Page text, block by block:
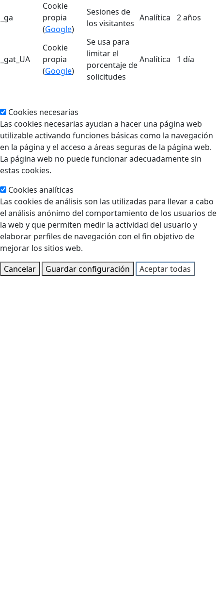
_ga
Cookie
propia
(Google)
Sesiones de
los visitantes
Analítica 2 años
_gat_UA
Cookie
propia
(Google)
Se usa para
limitar el
porcentaje de
solicitudes
Analítica 1 día
Cookies necesarias
Las cookies necesarias ayudan a hacer una página web
utilizable activando funciones básicas como la navegación
en la página y el acceso a áreas seguras de la página web.
La página web no puede funcionar adecuadamente sin
estas cookies.
Cookies analíticas
Las cookies de análisis son las utilizadas para llevar a cabo
el análisis anónimo del comportamiento de los usuarios de
la web y que permiten medir la actividad del usuario y
elaborar perfiles de navegación con el fin objetivo de
mejorar los sitios web.
Cancelar
Guardar configuración Aceptar todas